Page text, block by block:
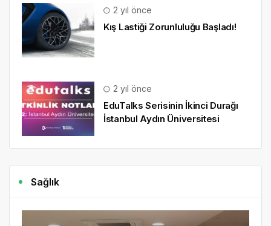
2 yıl önce
Kış Lastiği Zorunluluğu Başladı!
2 yıl önce
EduTalks Serisinin İkinci Durağı
İstanbul Aydın Üniversitesi
Sağlık